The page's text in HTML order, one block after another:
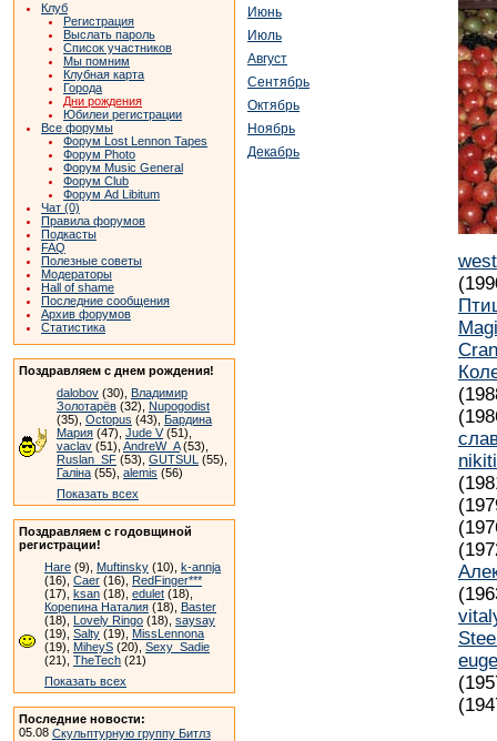
Клуб
Регистрация
Выслать пароль
Список участников
Мы помним
Клубная карта
Города
Дни рождения
Юбилеи регистрации
Все форумы
Форум Lost Lennon Tapes
Форум Photo
Форум Music General
Форум Club
Форум Ad Libitum
Чат (0)
Правила форумов
Подкасты
FAQ
Полезные советы
Модераторы
Hall of shame
Последние сообщения
Архив форумов
Статистика
Поздравляем с днем рождения!
dalobov (30), Владимир
Золотарёв (32), Nupogodist
(35), Octopus (43), Бардина
Мария (47), Jude V(51),
vaclav (51), AndreW_A(53),
Ruslan_SF (53), GUTSUL (55),
Галіна (55), alemis (56)
Показать всех
Поздравляем с годовщиной
регистрации!
Hare (9), Muftinsky (10), k-annja
(16), Caer (16), RedFinger***
(17), ksan (18), edulet (18),
Корепина Наталия (18), Baster
(18), Lovely Ringo (18), saysay
(19), Salty (19), MissLennona
(19), MiheyS (20), Sexy_Sadie
(21), TheTech (21)
Показать всех
Последние новости:
05.08 Скульптурную группу Битлз
Июнь
Июль
Август
Сентябрь
Октябрь
Ноябрь
Декабрь